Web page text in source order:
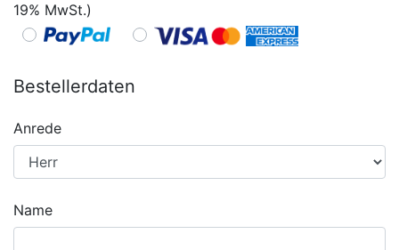
19% MwSt.)
Bestellerdaten
Anrede
Name